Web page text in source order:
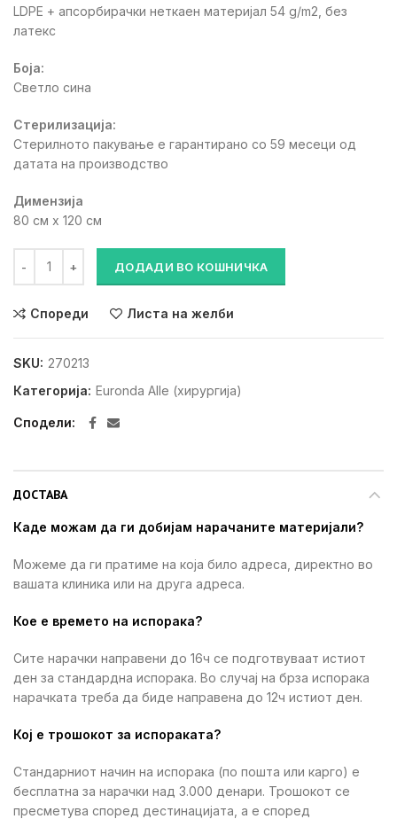
LDPE + апсорбирачки неткаен материјал 54 g/m2, без
латекс
Боја:
Светло сина
Стерилизација:
Стерилното пакување е гарантирано со 59 месеци од
датата на производство
Димензија
80 см x 120 см
ДОДАДИ ВО КОШНИЧКА
Спореди Листа на желби
SKU: 270213
Категорија: Euronda Alle (хирургија)
Сподели
ДОСТАВА
Каде можам да ги добијам нарачаните материјали?
Можеме да ги пратиме на која било адреса, директно во
вашата клиника или на друга адреса.
Кое е времето на испорака?
Сите нарачки направени до 16ч се подготвуваат истиот
ден за стандардна испорака. Во случај на брза испорака
нарачката треба да биде направена до 12ч истиот ден.
Кој е трошокот за испораката?
Стандарниот начин на испорака (по пошта или карго) е
бесплатна за нарачки над 3.000 денари. Трошокот се
пресметува според дестинацијата, а е според